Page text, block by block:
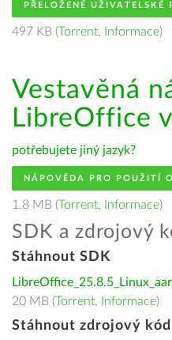
PŘELOŽENÉ UŽIVATELSKÉ
497 KB (Torrent, Informace)
Vestavěná
LibreOffice v
potřebujete jiný jazyk?
NÁPOVĚDA PRO POUŽITÍ
1.8 MB (Torrent, Informace)
SDK a zdrojový
Stáhnout SDK
20 MB (Torrent, Informace)
Stáhnout zdrojový kód